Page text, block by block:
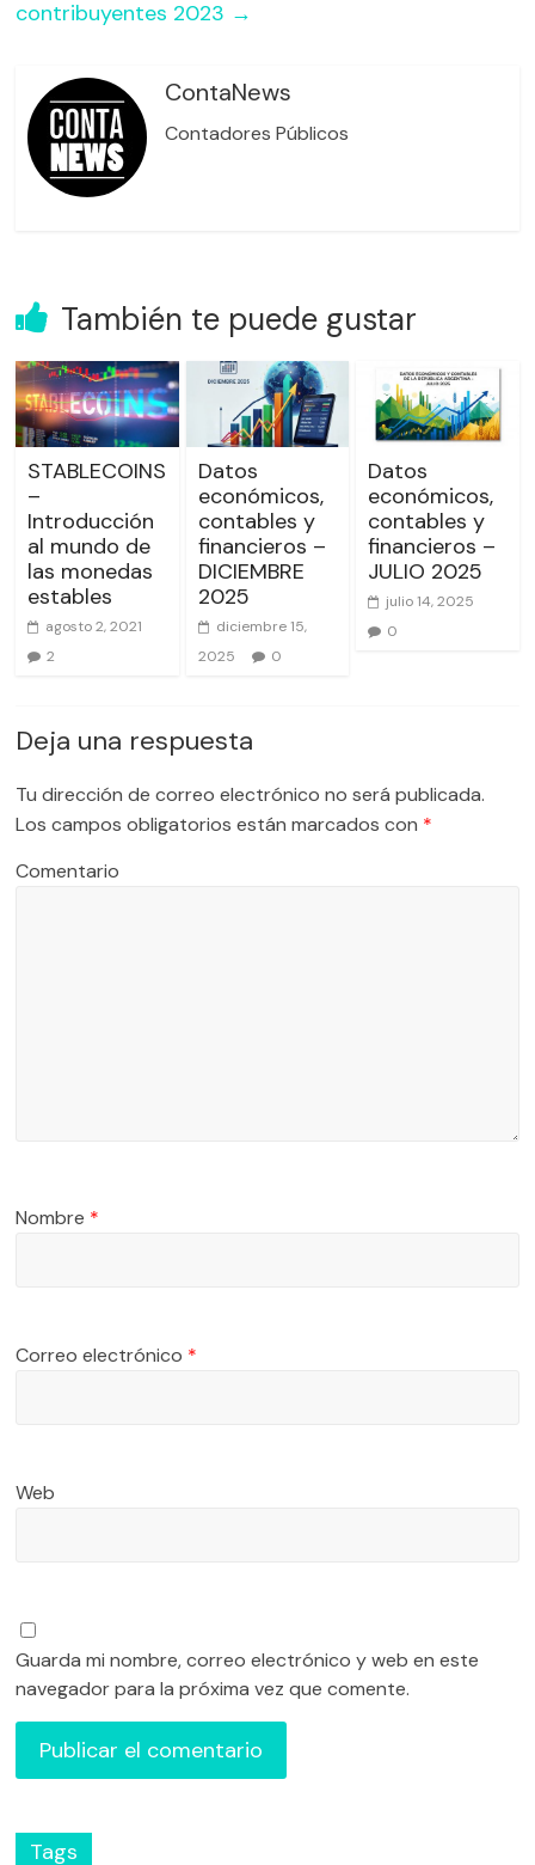
contribuyentes 2023 →
ContaNews
Contadores Públicos
También te puede gustar
STABLECOINS
–
Introducción
al mundo de
las monedas
estables
agosto 2, 2021
2
Datos
económicos,
contables y
financieros –
DICIEMBRE
2025
diciembre 15,
2025
0
Datos
económicos,
contables y
financieros –
JULIO 2025
julio 14, 2025
0
Deja una respuesta
Tu dirección de correo electrónico no será publicada.
Los campos obligatorios están marcados con *
Comentario
Nombre *
Correo electrónico *
Web
Guarda mi nombre, correo electrónico y web en este
navegador para la próxima vez que comente.
Tags